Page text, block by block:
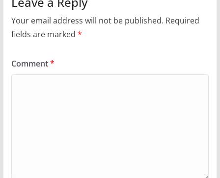
Your email address will not be published. Required
fields are marked *
Comment*